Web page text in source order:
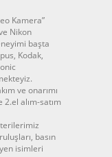
Kamera”
Nikon
başta
Kodak,
ve onarımı
2.el alım-satım
basın
isimleri